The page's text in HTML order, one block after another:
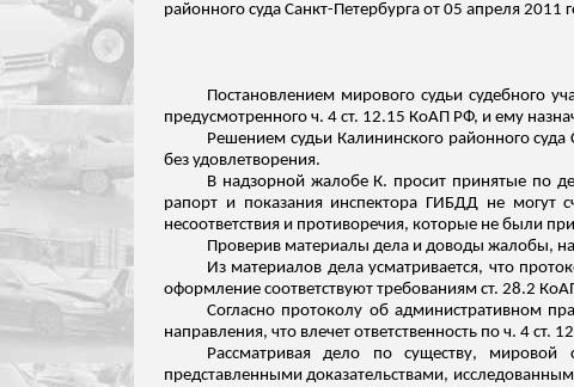
районного суда Санкт-Петербурга от 05 апреля
Постановлением мирового судьи судебного
предусмотренного ч. 4 ст. 12.15 КоАП РФ, и ему
Решением судьи Калининского районного
без удовлетворения.
В надзорной жалобе К. просит принятые по
рапорт и показания инспектора ГИБДД не могут
несоответствия и противоречия, которые не были
Проверив материалы дела и доводы жалобы,
Из материалов дела усматривается, что
оформление соответствуют требованиям ст. 28.2
Согласно протоколу об административном
направления, что влечет ответственность по ч. 4 ст.
Рассматривая дело по существу, мировой
представленными доказательствами,